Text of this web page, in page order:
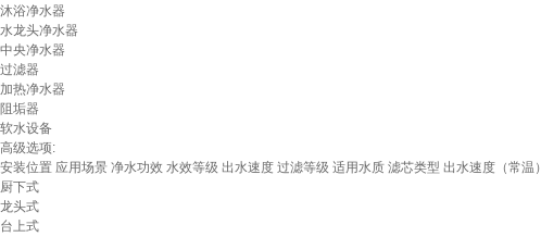
沐浴净水器
水龙头净水器
中央净水器
过滤器
加热净水器
阻垢器
软水设备
高级选项:
安装位置 应用场景 净水功效 水效等级 出水速度 过滤等级 适用水质 滤芯类型 出水速度（常温）
厨下式
龙头式
台上式